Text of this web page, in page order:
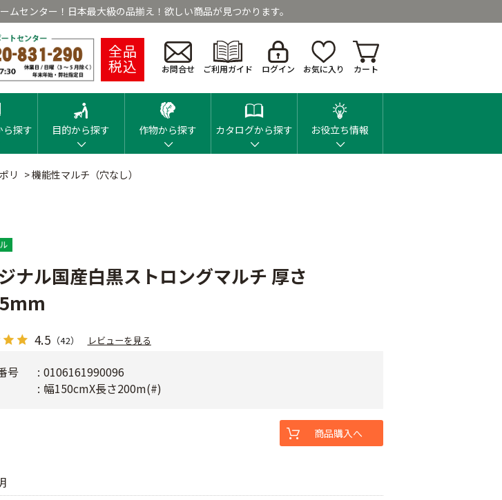
センター！日本最大級の品揃え！欲しい商品が見つかります。
全品
税込 お問合せ ご利用ガイド ログイン お気に入り カート
ら探す 目的から探す 作物から探す カタログから探す お役立ち情報
リ >機能性マルチ（穴なし）
ナル国産白黒ストロングマルチ 厚さ
4.5 （42） レビューを見る
号
0106161990096
幅150cmX長さ200m(#)
商品購入へ